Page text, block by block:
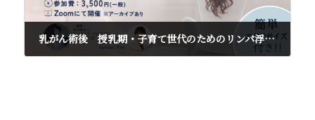
乳がん術後 授乳期・子育て世代のためのリンパ浮腫セミナーのお知らせ